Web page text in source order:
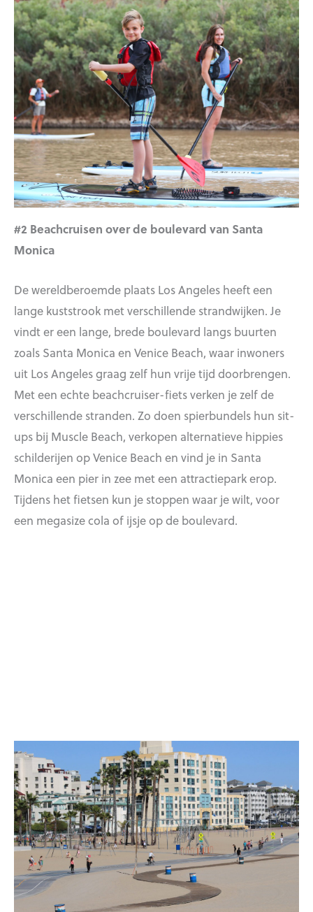
#2 Beachcruisen over de boulevard van Santa
Monica
De wereldberoemde plaats Los Angeles heeft een
lange kuststrook met verschillende strandwijken. Je
vindt er een lange, brede boulevard langs buurten
zoals Santa Monica en Venice Beach, waar inwoners
uit Los Angeles graag zelf hun vrije tijd doorbrengen.
Met een echte beachcruiser-fiets verken je zelf de
verschillende stranden. Zo doen spierbundels hun sit-
ups bij Muscle Beach, verkopen alternatieve hippies
schilderijen op Venice Beach en vind je in Santa
Monica een pier in zee met een attractiepark erop.
Tijdens het fietsen kun je stoppen waar je wilt, voor
een megasize cola of ijsje op de boulevard.